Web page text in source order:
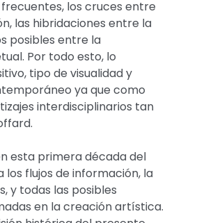
frecuentes, los cruces entre
las hibridaciones entre la
posibles entre la
Por todo esto, lo
tipo de visualidad y
ya que como
interdisciplinarios tan
esta primera década del
los flujos de información, la
y todas las posibles
en la creación artística.